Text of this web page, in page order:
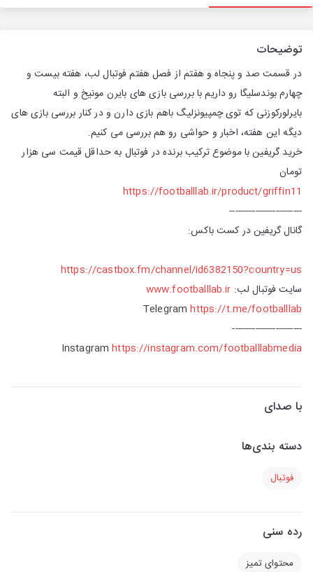
توضیحات
در قسمت صد و پنجاه و هفتم از فصل هفتم فوتبال لب، هفته بیست و
چهارم بوندسلیگا رو داریم با بررسی بازی های بایرن مونیخ و البته
بایرلورکوزنی که توی چمپیونزلیگ باهم بازی دارن و در کنار بررسی بازی های
دیگه این هفته، اخبار و حواشی رو هم بررسی می کنیم.
خرید گریفین با موضوع ترکیب برنده در فوتبال به حداقل قیمت سی هزار
تومان
https://footballlab.ir/product/griffin11
-------------------------
گانال گریفین در کست باکس:
https://castbox.fm/channel/id6382150?country=us
سایت فوتبال لب: www.footballlab.ir
Telegramhttps://t.me/footballlab
------------------------
Instagramhttps://instagram.com/footballlabmedia
با صدای
دسته بندی‌ها
فوتبال
رده سنی
محتوای تمیز